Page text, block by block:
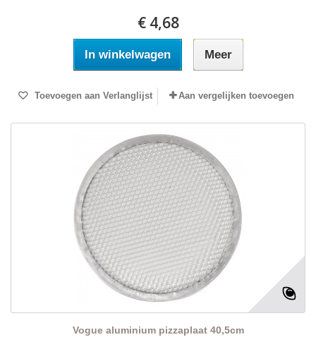
€ 4,68
In winkelwagen Meer
Toevoegen aan Verlanglijst Aan vergelijken toevoegen
Vogue aluminium pizzaplaat 40,5cm